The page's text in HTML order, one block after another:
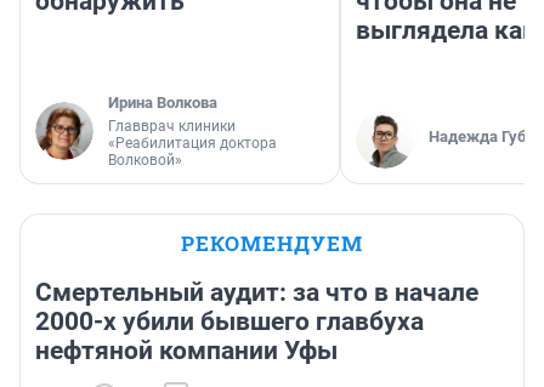
Ирина Волкова
Главврач клиники
«Реабилитация доктора
Волковой»
выглядела как
Надежда
РЕКОМЕНДУЕМ
Смертельный аудит: за что в начале
2000-х убили бывшего главбуха
нефтяной компании Уфы